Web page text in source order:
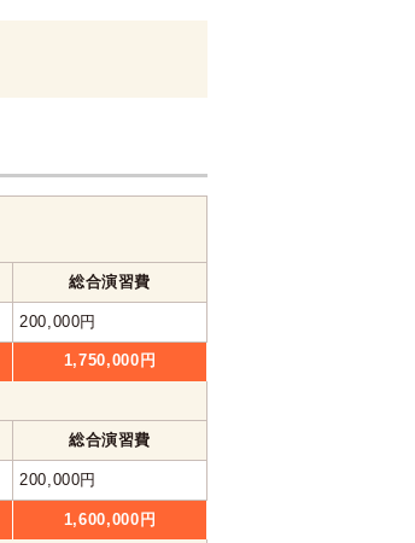
総合演習費
200,000円
1,750,000円
総合演習費
200,000円
1,600,000円